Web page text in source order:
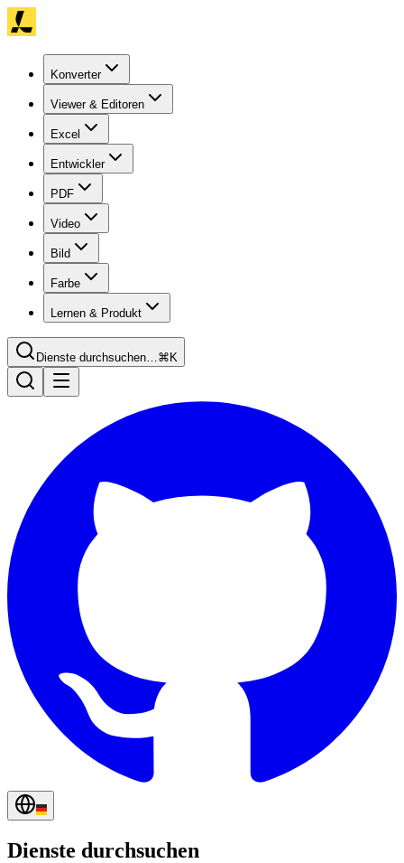
Konverter
Viewer & Editoren
Excel
Entwickler
PDF
Video
Bild
Farbe
Lernen & Produkt
Dienste durchsuchen…⌘K
Dienste durchsuchen